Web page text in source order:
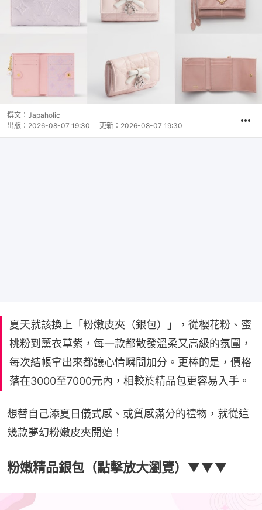
撰文： Japaholic
出版： 2026-08-07 19:30 更新： 2026-08-07 19:30
夏天就該換上「粉嫩皮夾（銀包）」，從櫻花粉、蜜
桃粉到薰衣草紫，每一款都散發溫柔又高級的氛圍，
每次結帳拿出來都讓心情瞬間加分。更棒的是，價格
落在3000至7000元內，相較於精品包更容易入手。
想替自己添夏日儀式感、或質感滿分的禮物，就從這
幾款夢幻粉嫩皮夾開始！
粉嫩精品銀包（點擊放大瀏覽）▼▼▼